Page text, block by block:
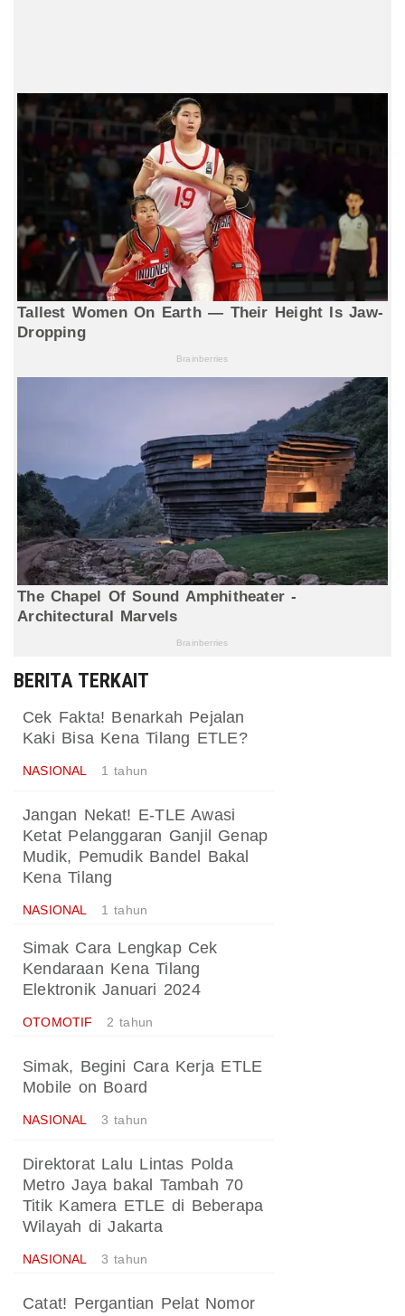
BERITA TERKAIT
Cek Fakta! Benarkah Pejalan
Kaki Bisa Kena Tilang ETLE?
NASIONAL 1 tahun
Jangan Nekat! E-TLE Awasi
Ketat Pelanggaran Ganjil Genap
Mudik, Pemudik Bandel Bakal
Kena Tilang
NASIONAL 1 tahun
Simak Cara Lengkap Cek
Kendaraan Kena Tilang
Elektronik Januari 2024
OTOMOTIF 2 tahun
Simak, Begini Cara Kerja ETLE
Mobile on Board
NASIONAL 3 tahun
Direktorat Lalu Lintas Polda
Metro Jaya bakal Tambah 70
Titik Kamera ETLE di Beberapa
Wilayah di Jakarta
NASIONAL 3 tahun
Catat! Pergantian Pelat Nomor